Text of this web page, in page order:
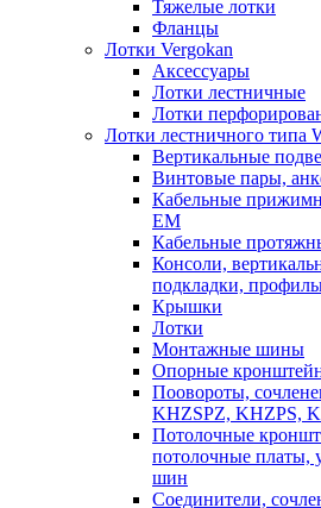
Тяжелые лотки
Фланцы
Лотки Vergokan
Аксессуары
Лотки лестничные
Лотки
Лотки лестничного типа
Вертикальные
Винтовые пары,
Кабельные
EM
Кабельные
Консоли,
подкладки,
Крышки
Лотки
Монтажные шины
Опорные
Поовороты,
KHZSPZ, KHZPS,
Потолочные
потолочные платы,
шин
Соединители,